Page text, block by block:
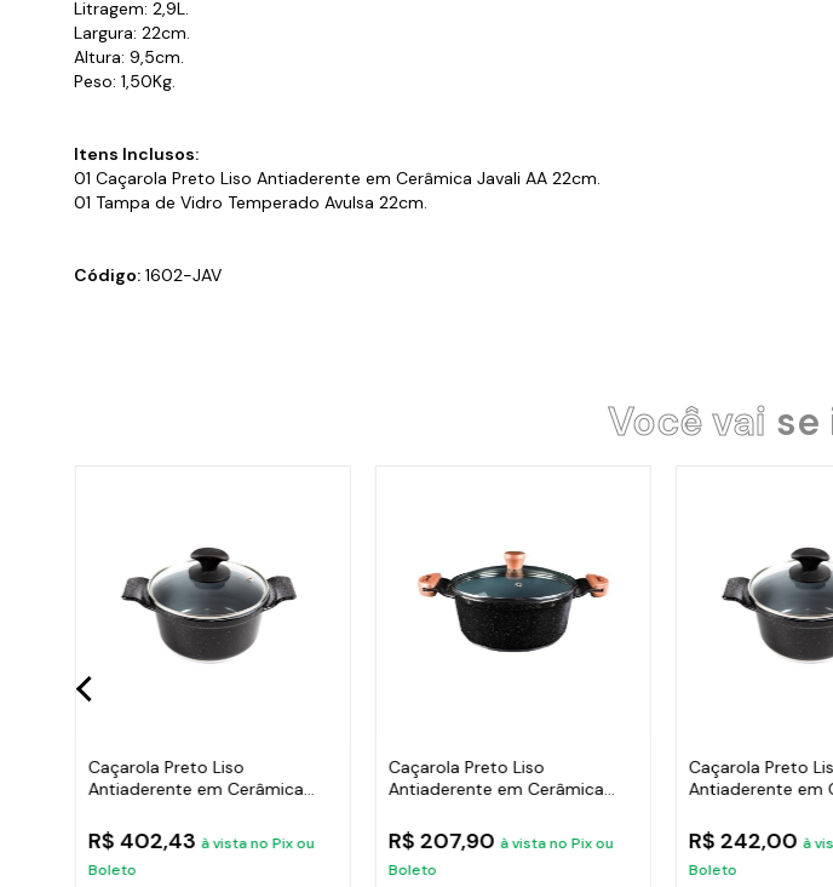
Litragem: 2,9L.
Largura: 22cm.
Altura: 9,5cm.
Peso: 1,50Kg.
Itens Inclusos:
01 Caçarola Preto Liso Antiaderente em Cerâmica Javali AA 22cm.
01 Tampa de Vidro Temperado Avulsa 22cm.
Código: 1602-JAV
Você vai se
Caçarola Preto Liso
Antiaderente em Cerâmica
R$ 402,43 à vista no Pix ou
Boleto
Caçarola Preto Liso
Antiaderente em Cerâmica
R$ 207,90 à vista no Pix ou
Boleto
Caçarola Preto
Antiaderente em
R$ 242,00 à
Boleto